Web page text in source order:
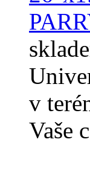
v
Vaše